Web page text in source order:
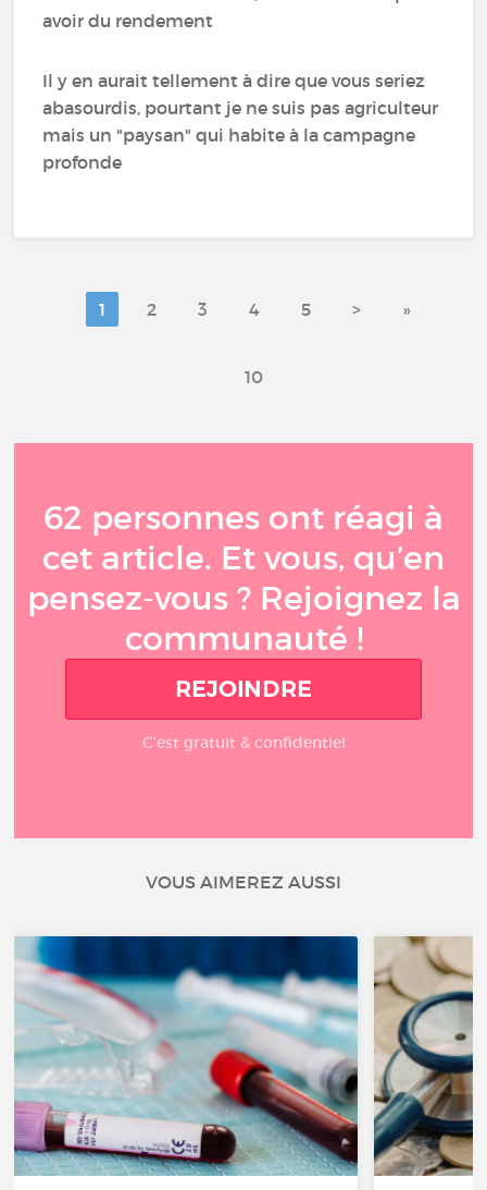
avoir du rendement
Il y en aurait tellement à dire que vous seriez
abasourdis, pourtant je ne suis pas agriculteur
mais un "paysan" qui habite à la campagne
profonde
1 2 3 4 5 > »
10
62 personnes ont réagi à
cet article. Et vous, qu’en
pensez-vous ? Rejoignez la
communauté !
REJOINDRE
C'est gratuit & confidentiel
VOUS AIMEREZ AUSSI